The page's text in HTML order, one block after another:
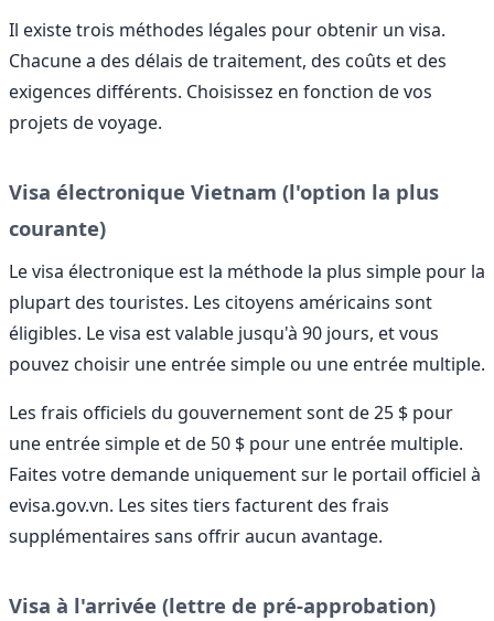
Il existe trois méthodes légales pour obtenir un visa.
Chacune a des délais de traitement, des coûts et des
exigences différents. Choisissez en fonction de vos
projets de voyage.
Visa électronique Vietnam (l'option la plus
courante)
Le visa électronique est la méthode la plus simple pour la
plupart des touristes. Les citoyens américains sont
éligibles. Le visa est valable jusqu'à 90 jours, et vous
pouvez choisir une entrée simple ou une entrée multiple.
Les frais officiels du gouvernement sont de 25 $ pour
une entrée simple et de 50 $ pour une entrée multiple.
Faites votre demande uniquement sur le portail officiel à
evisa.gov.vn. Les sites tiers facturent des frais
supplémentaires sans offrir aucun avantage.
Visa à l'arrivée (lettre de pré-approbation)